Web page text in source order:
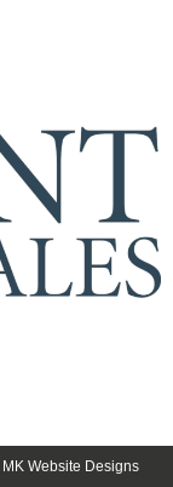
MK Website Designs